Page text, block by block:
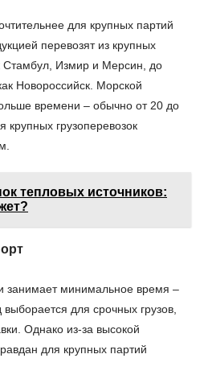
для крупных партий
перевозят из крупных
Стамбул, Измир и Мерсин, до
Новороссийск. Морской
времени – обычно от 20 до
грузоперевозок
тепловых источников:
занимает минимальное время –
для срочных грузов,
Однако из-за высокой
для крупных партий